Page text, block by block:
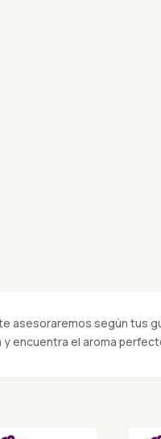
asesoraremos según tus
encuentra el aroma